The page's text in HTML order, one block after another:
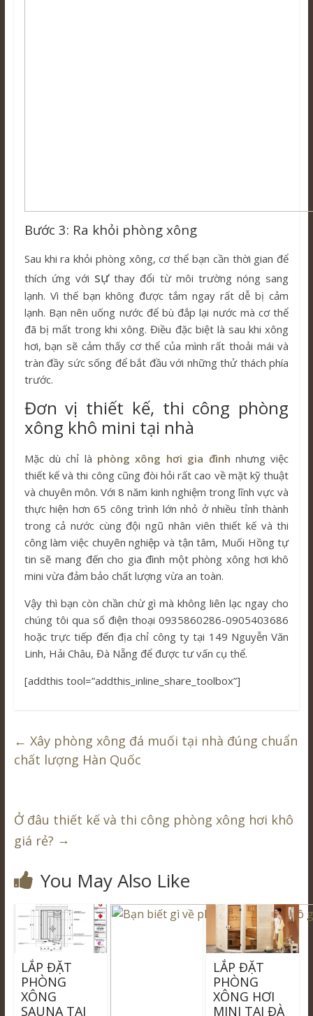
Bước 3: Ra khỏi phòng xông
Sau khi ra khỏi phòng xông, cơ thể bạn cần thời gian để
thích ứng với sựthay đổi từ môi trường nóng sang
lạnh. Vì thế bạn không được tắm ngay rất dễ bị cảm
lạnh. Bạn nên uống nước để bù đắp lại nước mà cơ thể
đã bị mất trong khi xông. Điều đặc biệt là sau khi xông
hơi, bạn sẽ cảm thấy cơ thể của mình rất thoải mái và
tràn đầy sức sống để bắt đầu với những thử thách phía
trước.
Đơn vị thiết kế, thi công phòng
xông khô mini tại nhà
Mặc dù chỉ là phòng xông hơi gia đình nhưng việc
thiết kế và thi công cũng đòi hỏi rất cao về mặt kỹ thuật
và chuyên môn. Với 8 năm kinh nghiệm trong lĩnh vực và
thực hiện hơn 65 công trình lớn nhỏ ở nhiều tỉnh thành
trong cả nước cùng đội ngũ nhân viên thiết kế và thi
công làm việc chuyên nghiệp và tận tâm, Muối Hồng tự
tin sẽ mang đến cho gia đình một phòng xông hơi khô
mini vừa đảm bảo chất lượng vừa an toàn.
Vậy thì bạn còn chần chừ gì mà không liên lạc ngay cho
chúng tôi qua số điện thoại 0935860286-0905403686
hoặc trực tiếp đến địa chỉ công ty tại 149 Nguyễn Văn
Linh, Hải Châu, Đà Nẵng để được tư vấn cụ thể.
[addthis tool=”addthis_inline_share_toolbox”]
← Xây phòng xông đá muối tại nhà đúng chuẩn
chất lượng Hàn Quốc
Ở đâu thiết kế và thi công phòng xông hơi khô
giá rẻ? →
You May Also Like
LẮP ĐẶT
PHÒNG
XÔNG
SAUNA TẠI
LẮP ĐẶT
PHÒNG
XÔNG HƠI
MINI TẠI ĐÀ